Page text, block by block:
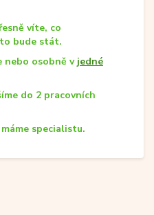
víte, co
bude stát.
nebo osobně v jedné
do 2 pracovních
specialistu.